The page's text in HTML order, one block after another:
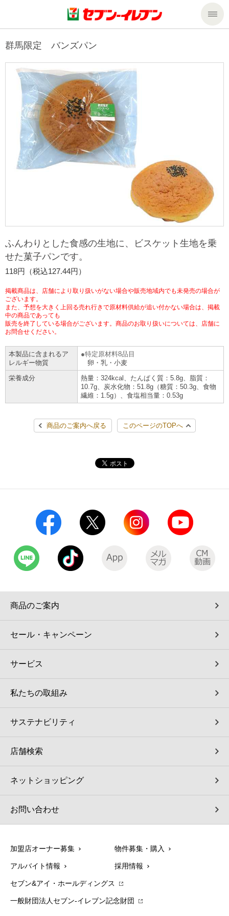
商品のご案内
商品のご案内トップ
今週の新商品
来週の新商品
商品カテゴリ一覧
ギフト
プリペイドカード・金券
ニンテンドー・ダウンロードカード
セール・キャンペーン
サービス
サービストップ
nanacoトップ
コピー
プリント
スキャン
ファクス
チケット
宅配便
切手・はがき・印紙
セブン銀行ATM
ご利用可能なお支払い方法
各種料金のお支払い
自転車シェアリング（店舗限定）
モバイルバッテリーシェアリング（店舗限定）
チケットサービス
セブンチケット
チケットぴあ
イープラス
CNプレイガイド
セブン‐イレブンでお受取り
タワーレコード
セブンネットショッピング
停電時のサービス停止のお知らせ
企業情報
企業情報トップ
企業理念
会社概要
貸借対照表・損益計算書
沿革
国内店舗数
セブン-イレブンの歴史
私たちの取組み
セブン＆アイ・ホールディングスの重点課題
サステナビリティ活動基本方針
サステナビリティ推進体制
GREEN CHALLENGE 2050
4VISIONS
サステナビリティニュース
サステナビリティレポート
加盟店オーナー募集
店舗検索
ネットショッピング
お問い合わせ
Language
English (Corporate)
English (Services)
한국어(서비스)
群馬限定 バンズパン
ふんわりとした食感の生地に、ビスケット生地を乗
せた菓子パンです。
118円（税込127.44円）
掲載商品は、店舗により取り扱いがない場合や販売地域内でも未発売の場合が
ございます。
また、予想を大きく上回る売れ行きで原材料供給が追い付かない場合は、掲載
中の商品であっても
販売を終了している場合がございます。商品のお取り扱いについては、店舗に
お問合せください。
本製品に含まれるア
レルギー物質
特定原材料8品目
卵・乳・小麦
栄養成分
熱量：324kcal、たんぱく質：5.8g、脂質：
10.7g、炭水化物：51.8g（糖質：50.3g、食物
繊維：1.5g）、食塩相当量：0.53g
商品のご案内へ戻る このページのTOPへ
商品のご案内
セール・キャンペーン
サービス
私たちの取組み
サステナビリティ
店舗検索
ネットショッピング
お問い合わせ
加盟店オーナー募集 物件募集・購入
アルバイト情報 採用情報
セブン&アイ・ホールディングス
一般財団法人セブン-イレブン記念財団